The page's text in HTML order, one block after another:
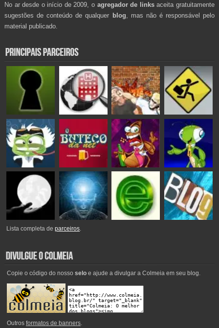
No ar desde o início de 2009, o agregador de linksaceita gratuitamente
sugestões de conteúdo de qualquer blog , mas não é responsável pelo
material publicado.
Lista completa deparceiros.
Copie o código do nosso seloe ajude a divulgar a Colmeia em seu blog.
Outros formatos de banners.